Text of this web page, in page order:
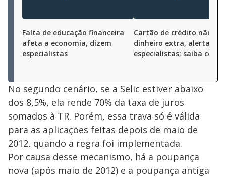
Falta de educação financeira
afeta a economia, dizem
especialistas
Cartão de crédito não é
dinheiro extra, alertam
especialistas; saiba como
No segundo cenário, se a Selic estiver abaixo
dos 8,5%, ela rende 70% da taxa de juros
somados à TR. Porém, essa trava só é válida
para as aplicações feitas depois de maio de
2012, quando a regra foi implementada.
Por causa desse mecanismo, há a poupança
nova (após maio de 2012) e a poupança antiga